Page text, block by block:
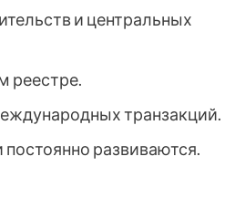
и центральных
реестре.
транзакций.
развиваются.